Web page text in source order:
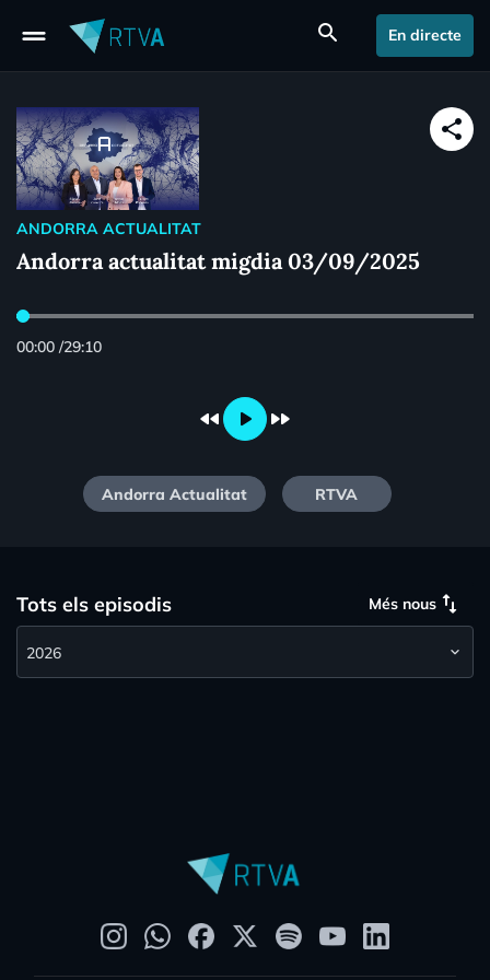
drag_handle search En directe
share
ANDORRA ACTUALITAT
Andorra actualitat migdia 03/09/2025
00:00 /29:10
fast_rewind play_arrow fast_forward
Andorra Actualitat RTVA
Tots els episodis Més nous swap_vert